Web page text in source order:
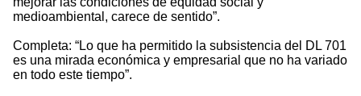
medioambiental, carece de sentido”.
Completa: “Lo que ha permitido la subsistencia del DL 701
es una mirada económica y empresarial que no ha variado
en todo este tiempo”.